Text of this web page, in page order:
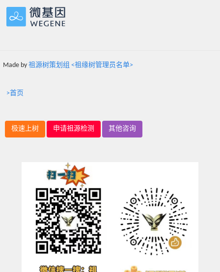
Made by 祖源树策划组 <祖缘树管理员名单>
>首页
极速上树 申请祖源检测 其他咨询